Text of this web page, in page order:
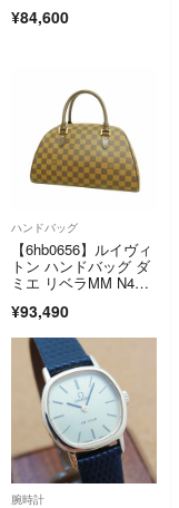
¥84,600
ハンドバッグ
【6hb0656】ルイヴィ
トン ハンドバッグ ダ
ミエ リベラMM N414
ディース
¥93,490
腕時計